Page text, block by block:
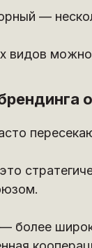
—
видов можно
более